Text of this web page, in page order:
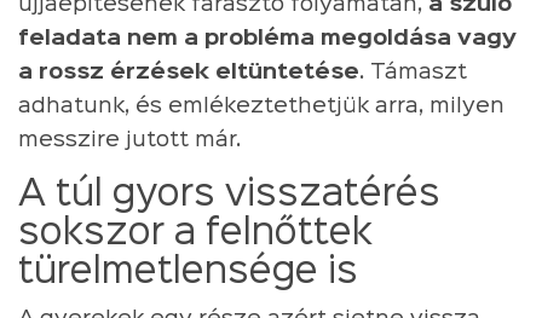
újjáépítésének fárasztó folyamatán, a szülő
feladata nem a probléma megoldása vagy
a rossz érzések eltüntetése. Támaszt
adhatunk, és emlékeztethetjük arra, milyen
messzire jutott már.
A túl gyors visszatérés
sokszor a felnőttek
türelmetlensége is